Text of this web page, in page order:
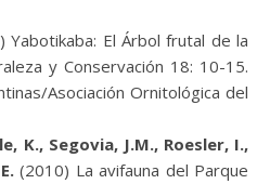
Yabotikaba: El Árbol frutal de la
y Conservación 18: 10-15.
Asociación Ornitológica del
K., Segovia, J.M., Roesler, I.,
(2010) La avifauna del Parque